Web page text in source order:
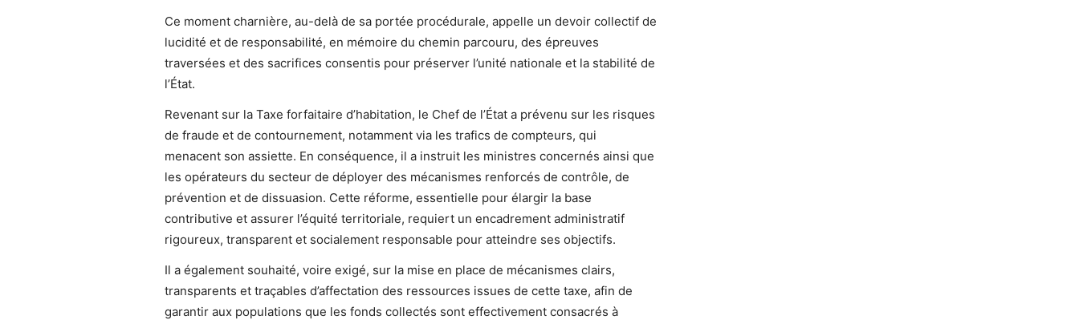
Ce moment charnière, au-delà de sa portée procédurale, appelle un devoir collectif de
lucidité et de responsabilité, en mémoire du chemin parcouru, des épreuves
traversées et des sacrifices consentis pour préserver l’unité nationale et la stabilité de
l’État.
Revenant sur la Taxe forfaitaire d’habitation, le Chef de l’État a prévenu sur les risques
de fraude et de contournement, notamment via les trafics de compteurs, qui
menacent son assiette. En conséquence, il a instruit les ministres concernés ainsi que
les opérateurs du secteur de déployer des mécanismes renforcés de contrôle, de
prévention et de dissuasion. Cette réforme, essentielle pour élargir la base
contributive et assurer l’équité territoriale, requiert un encadrement administratif
rigoureux, transparent et socialement responsable pour atteindre ses objectifs.
Il a également souhaité, voire exigé, sur la mise en place de mécanismes clairs,
transparents et traçables d’affectation des ressources issues de cette taxe, afin de
garantir aux populations que les fonds collectés sont effectivement consacrés à